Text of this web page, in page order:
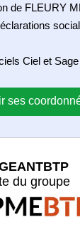
de FLEURY
Ciel et Sage
ses
du groupe